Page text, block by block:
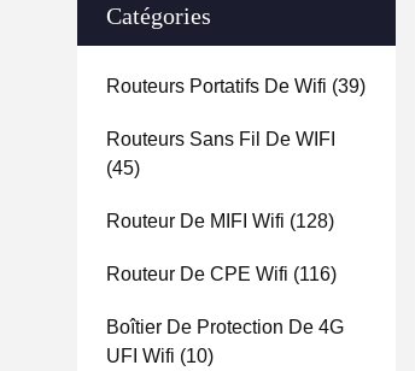
Catégories
Routeurs Portatifs De Wifi (39)
Routeurs Sans Fil De WIFI
(45)
Routeur De MIFI Wifi (128)
Routeur De CPE Wifi (116)
Boîtier De Protection De 4G
UFI Wifi (10)